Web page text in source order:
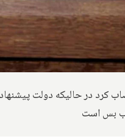
کرد در حالیکه دولت